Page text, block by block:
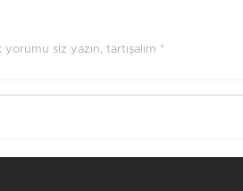
siz yazın, tartışalım *